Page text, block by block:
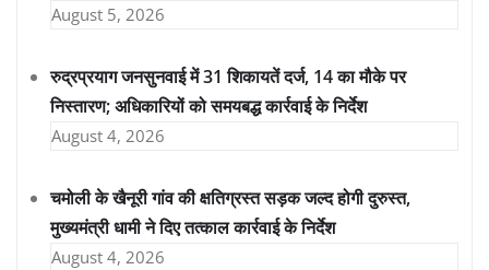
August 5, 2026
रुद्रप्रयाग जनसुनवाई में 31 शिकायतें दर्ज, 14 का मौके पर
निस्तारण; अधिकारियों को समयबद्ध कार्रवाई के निर्देश
August 4, 2026
चमोली के खैनूरी गांव की क्षतिग्रस्त सड़क जल्द होगी दुरुस्त,
मुख्यमंत्री धामी ने दिए तत्काल कार्रवाई के निर्देश
August 4, 2026